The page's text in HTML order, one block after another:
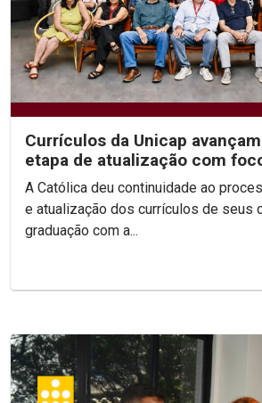
Currículos da Unicap
etapa de atualização com
competências e habilidades
A Católica deu continuidade ao
e atualização dos currículos de seus
graduação com a...